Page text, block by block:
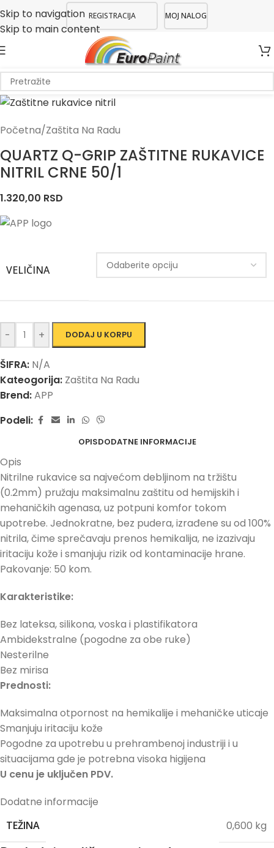
Skip to navigation
Skip to main content
REGISTRACIJA MOJ NALOG
Početna/Zaštita Na Radu
QUARTZ Q-GRIP ZAŠTITNE RUKAVICE
NITRIL CRNE 50/1
1.320,00 RSD
VELIČINA
- + DODAJ U KORPU
ŠIFRA: N/A
Kateogorija: Zaštita Na Radu
Brend:APP
Podeli:
OPISDODATNE INFORMACIJE
Opis
Nitrilne rukavice sa najvećom debljinom na tržištu
(0.2mm) pružaju maksimalnu zaštitu od hemijskih i
mehaničkih agenasa, uz potpuni komfor tokom
upotrebe. Jednokratne, bez pudera, izrađene su od 100%
nitrila, čime sprečavaju prenos hemikalija, ne izazivaju
iritaciju kože i smanjuju rizik od kontaminacije hrane.
Pakovanje: 50 kom.
Karakteristike:
Bez lateksa, silikona, voska i plastifikatora
Ambidekstralne (pogodne za obe ruke)
Nesterilne
Bez mirisa
Prednosti:
Maksimalna otpornost na hemikalije i mehaničke uticaje
Smanjuju iritaciju kože
Pogodne za upotrebu u prehrambenoj industriji i u
situacijama gde je potrebna visoka higijena
U cenu je uključen PDV.
Dodatne informacije
TEŽINA 0,600 kg